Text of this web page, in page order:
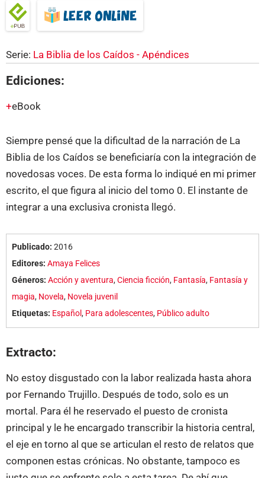
Serie: La Biblia de los Caídos - Apéndices
Ediciones:
eBook
Siempre pensé que la dificultad de la narración de La
Biblia de los Caídos se beneficiaría con la integración de
novedosas voces. De esta forma lo indiqué en mi primer
escrito, el que figura al inicio del tomo 0. El instante de
integrar a una exclusiva cronista llegó.
Publicado: 2016
Editores: Amaya Felices
Géneros: Acción y aventura,Ciencia ficción, Fantasía, Fantasía y
magia, Novela, Novela juvenil
Etiquetas: Español, Para adolescentes, Público adulto
Extracto:
No estoy disgustado con la labor realizada hasta ahora
por Fernando Trujillo. Después de todo, solo es un
mortal. Para él he reservado el puesto de cronista
principal y le he encargado transcribir la historia central,
el eje en torno al que se articulan el resto de relatos que
componen estas crónicas. No obstante, tampoco es